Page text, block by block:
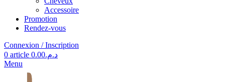
Accessoire
Promotion
Rendez-vous
Connexion / Inscription
0 article د.م.0.00
Menu